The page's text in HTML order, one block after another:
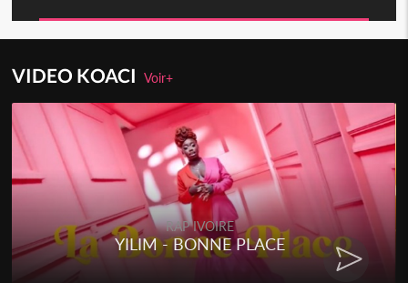
VIDEO KOACIVoir+
RAP IVOIRE
YILIM - BONNE PLACE